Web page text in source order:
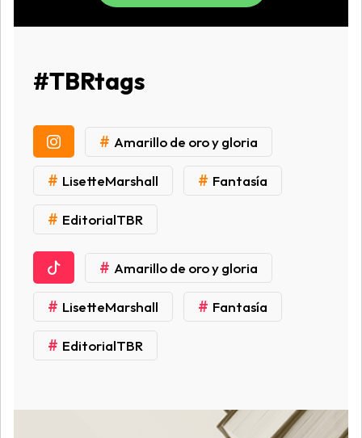
#TBRtags
# Amarillo de oro y gloria
# LisetteMarshall # Fantasía
# EditorialTBR
# Amarillo de oro y gloria
# LisetteMarshall # Fantasía
# EditorialTBR